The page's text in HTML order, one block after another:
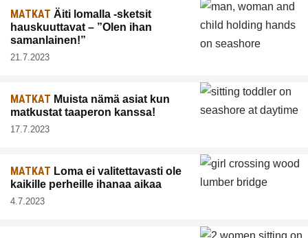
MATKAT Äiti lomalla -sketsit
hauskuuttavat – ”Olen ihan
samanlainen!”
21.7.2023
MATKAT Muista nämä asiat kun
matkustat taaperon kanssa!
17.7.2023
MATKAT Loma ei valitettavasti ole
kaikille perheille ihanaa aikaa
4.7.2023